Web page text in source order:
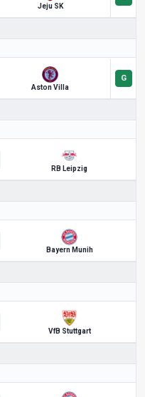
Jeju SK
Aston Villa
RB Leipzig
Bayern Munih
VfB Stuttgart